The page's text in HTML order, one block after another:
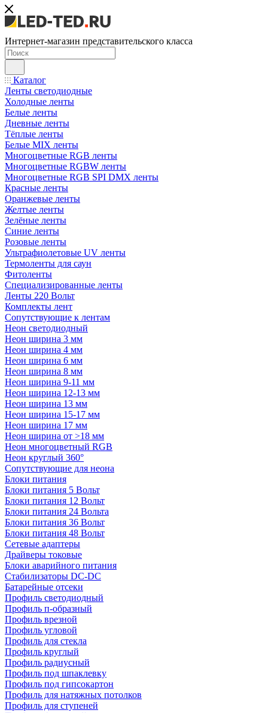
Интернет-магазин представительского класса
Каталог
Ленты светодиодные
Холодные ленты
Белые ленты
Дневные ленты
Тёплые ленты
Белые MIX ленты
Многоцветные RGB ленты
Многоцветные RGBW ленты
Многоцветные RGB SPI DMX ленты
Красные ленты
Оранжевые ленты
Желтые ленты
Зелёные ленты
Синие ленты
Розовые ленты
Ультрафиолетовые UV ленты
Термоленты для саун
Фитоленты
Специализированные ленты
Ленты 220 Вольт
Комплекты лент
Сопутствующие к лентам
Неон светодиодный
Неон ширина 3 мм
Неон ширина 4 мм
Неон ширина 6 мм
Неон ширина 8 мм
Неон ширина 9-11 мм
Неон ширина 12-13 мм
Неон ширина 13 мм
Неон ширина 15-17 мм
Неон ширина 17 мм
Неон ширина от >18 мм
Неон многоцветный RGB
Неон круглый 360°
Сопутствующие для неона
Блоки питания
Блоки питания 5 Вольт
Блоки питания 12 Вольт
Блоки питания 24 Вольта
Блоки питания 36 Вольт
Блоки питания 48 Вольт
Сетевые адаптеры
Драйверы токовые
Блоки аварийного питания
Стабилизаторы DC-DC
Батарейные отсеки
Профиль светодиодный
Профиль п-образный
Профиль врезной
Профиль угловой
Профиль для стекла
Профиль круглый
Профиль радиусный
Профиль под шпаклевку
Профиль под гипсокартон
Профиль для натяжных потолков
Профиль для ступеней